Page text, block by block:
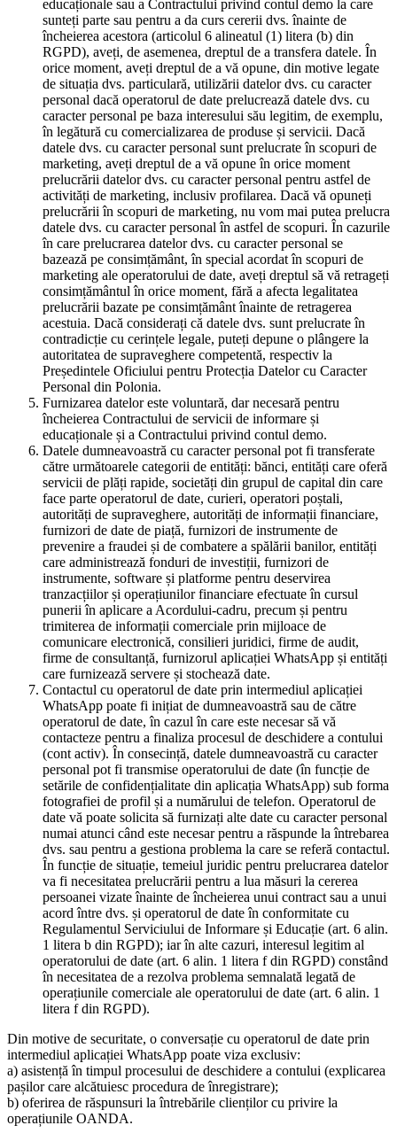
educaționale sau a Contractului privind contul demo la care
sunteți parte sau pentru a da curs cererii dvs. înainte de
încheierea acestora (articolul 6 alineatul (1) litera (b) din
RGPD), aveți, de asemenea, dreptul de a transfera datele. În
orice moment, aveți dreptul de a vă opune, din motive legate
de situația dvs. particulară, utilizării datelor dvs. cu caracter
personal dacă operatorul de date prelucrează datele dvs. cu
caracter personal pe baza interesului său legitim, de exemplu,
în legătură cu comercializarea de produse și servicii. Dacă
datele dvs. cu caracter personal sunt prelucrate în scopuri de
marketing, aveți dreptul de a vă opune în orice moment
prelucrării datelor dvs. cu caracter personal pentru astfel de
activități de marketing, inclusiv profilarea. Dacă vă opuneți
prelucrării în scopuri de marketing, nu vom mai putea prelucra
datele dvs. cu caracter personal în astfel de scopuri. În cazurile
în care prelucrarea datelor dvs. cu caracter personal se
bazează pe consimțământ, în special acordat în scopuri de
marketing ale operatorului de date, aveți dreptul să vă retrageți
consimțământul în orice moment, fără a afecta legalitatea
prelucrării bazate pe consimțământ înainte de retragerea
acestuia. Dacă considerați că datele dvs. sunt prelucrate în
contradicție cu cerințele legale, puteți depune o plângere la
autoritatea de supraveghere competentă, respectiv la
Președintele Oficiului pentru Protecția Datelor cu Caracter
Personal din Polonia.
Furnizarea datelor este voluntară, dar necesară pentru
încheierea Contractului de servicii de informare și
educaționale și a Contractului privind contul demo.
Datele dumneavoastră cu caracter personal pot fi transferate
către următoarele categorii de entități: bănci, entități care oferă
servicii de plăți rapide, societăți din grupul de capital din care
face parte operatorul de date, curieri, operatori poștali,
autorități de supraveghere, autorități de informații financiare,
furnizori de date de piață, furnizori de instrumente de
prevenire a fraudei și de combatere a spălării banilor, entități
care administrează fonduri de investiții, furnizori de
instrumente, software și platforme pentru deservirea
tranzacțiilor și operațiunilor financiare efectuate în cursul
punerii în aplicare a Acordului-cadru, precum și pentru
trimiterea de informații comerciale prin mijloace de
comunicare electronică, consilieri juridici, firme de audit,
firme de consultanță, furnizorul aplicației WhatsApp și entități
care furnizează servere și stochează date.
Contactul cu operatorul de date prin intermediul aplicației
WhatsApp poate fi inițiat de dumneavoastră sau de către
operatorul de date, în cazul în care este necesar să vă
contacteze pentru a finaliza procesul de deschidere a contului
(cont activ). În consecință, datele dumneavoastră cu caracter
personal pot fi transmise operatorului de date (în funcție de
setările de confidențialitate din aplicația WhatsApp) sub forma
fotografiei de profil și a numărului de telefon. Operatorul de
date vă poate solicita să furnizați alte date cu caracter personal
numai atunci când este necesar pentru a răspunde la întrebarea
dvs. sau pentru a gestiona problema la care se referă contactul.
În funcție de situație, temeiul juridic pentru prelucrarea datelor
va fi necesitatea prelucrării pentru a lua măsuri la cererea
persoanei vizate înainte de încheierea unui contract sau a unui
acord între dvs. și operatorul de date în conformitate cu
Regulamentul Serviciului de Informare și Educație (art. 6 alin.
1 litera b din RGPD); iar în alte cazuri, interesul legitim al
operatorului de date (art. 6 alin. 1 litera f din RGPD) constând
în necesitatea de a rezolva problema semnalată legată de
operațiunile comerciale ale operatorului de date (art. 6 alin. 1
litera f din RGPD).
Din motive de securitate, o conversație cu operatorul de date prin
intermediul aplicației WhatsApp poate viza exclusiv:
a) asistență în timpul procesului de deschidere a contului (explicarea
pașilor care alcătuiesc procedura de înregistrare);
b) oferirea de răspunsuri la întrebările clienților cu privire la
operațiunile OANDA.